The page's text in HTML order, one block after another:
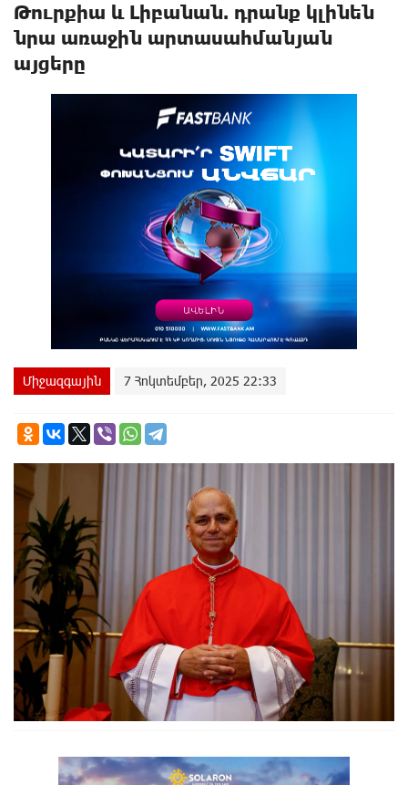
Թուրքիա և Լիբանան. դրանք կլինեն
նրա առաջին արտասահմանյան
այցերը
Միջազգային 7 Հոկտեմբեր, 2025 22:33